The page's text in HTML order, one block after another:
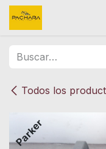
Ir al contenido
Todos los
Parker